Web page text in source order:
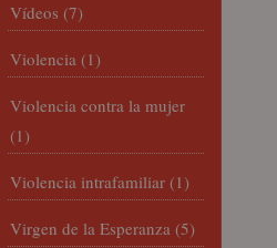
Vídeos (7)
Violencia (1)
Violencia contra la mujer
(1)
Violencia intrafamiliar (1)
Virgen de la Esperanza (5)